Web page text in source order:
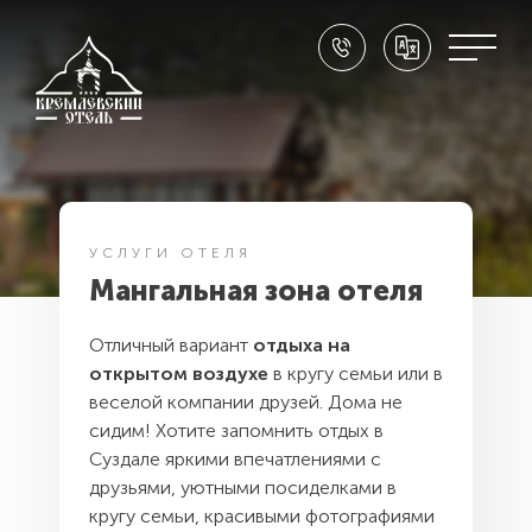
ПРАЗДНИКИ И СОБЫТИЯ
Скидка до -10%
Свадьба в Суздале
Семейный отдых
Масленица в Суздале 2026
CЛУЖБА БРОНИРОВАНИЯ:
8 (800) 302 73 74
НАШ АДРЕС
УСЛУГИ ОТЕЛЯ
Мангальная зона отеля
Отличный вариант отдыха на
открытом воздухе в кругу семьи или в
веселой компании друзей. Дома не
сидим! Хотите запомнить отдых в
Суздале яркими впечатлениями с
друзьями, уютными посиделками в
кругу семьи, красивыми фотографиями